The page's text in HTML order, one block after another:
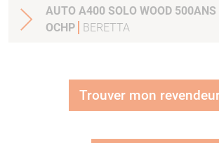
AUTO A400 SOLO WOOD
OCHP
BERETTA
Trouver mon